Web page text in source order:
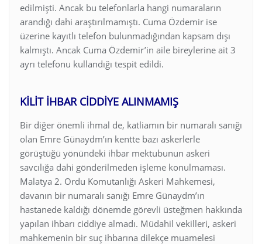
edilmişti. Ancak bu telefonlarla hangi numaraların
arandığı dahi araştırılmamıştı. Cuma Özdemir ise
üzerine kayıtlı telefon bulunmadığından kapsam dışı
kalmıştı. Ancak Cuma Özdemir’in aile bireylerine ait 3
ayrı telefonu kullandığı tespit edildi.
KİLİT İHBAR CİDDİYE ALINMAMIŞ
Bir diğer önemli ihmal de, katliamın bir numaralı sanığı
olan Emre Günaydm’ın kentte bazı askerlerle
görüştüğü yönündeki ihbar mektubunun askeri
savcılığa dahi gönderilmeden işleme konulmaması.
Malatya 2. Ordu Komutanlığı Askeri Mahkemesi,
davanın bir numaralı sanığı Emre Günaydm’ın
hastanede kaldığı dönemde görevli üsteğmen hakkında
yapılan ihbarı ciddiye almadı. Müdahil vekilleri, askeri
mahkemenin bir suç ihbarına dilekçe muamelesi